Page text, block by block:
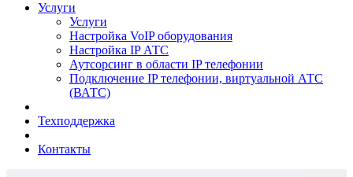
Услуги
Услуги
Настройка VoIP оборудования
Настройка IP АТС
Аутсорсинг в области IP телефонии
Подключение IP телефонии, виртуальной АТС
(ВАТС)
Техподдержка
Контакты